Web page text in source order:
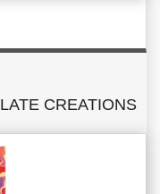
CREATIONS